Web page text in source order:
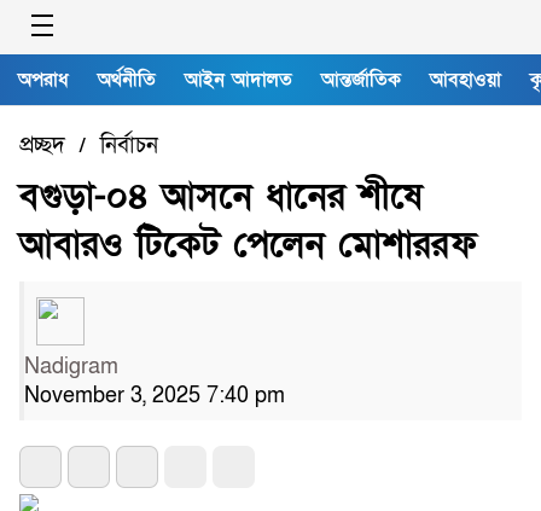
অপরাধ অর্থনীতি আইন আদালত আন্তর্জাতিক আবহাওয়া
প্রচ্ছদ/নির্বাচন
বগুড়া-০৪ আসনে ধানের শীষে
আবারও টিকেট পেলেন মোশাররফ
Nadigram
November 3, 2025 7:40 pm